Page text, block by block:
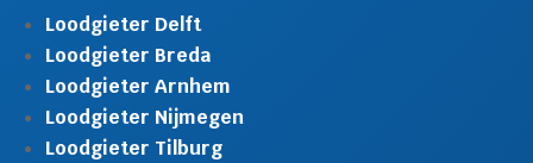
Loodgieter Delft
Loodgieter Breda
Loodgieter Arnhem
Loodgieter Nijmegen
Loodgieter Tilburg